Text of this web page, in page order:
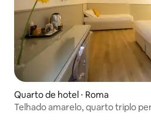
Quarto de hotel ⋅ Roma
Telhado amarelo, quarto triplo